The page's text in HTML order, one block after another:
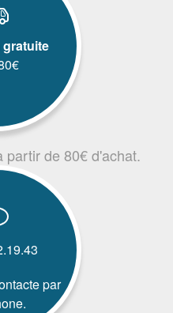
partir de 80€ d'achat.
par